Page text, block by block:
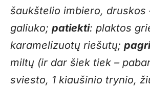
šaukštelio imbiero, druskos
galiuko; patiekti: plaktos
karamelizuotų riešutų;
miltų (ir dar šiek tiek –
sviesto, 1 kiaušinio trynio,